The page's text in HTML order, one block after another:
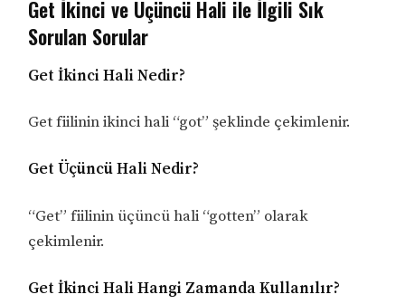
Get İkinci ve Üçüncü Hali ile İlgili Sık
Sorulan Sorular
Get İkinci Hali Nedir?
Get fiilinin ikinci hali “got” şeklinde çekimlenir.
Get Üçüncü Hali Nedir?
“Get” fiilinin üçüncü hali “gotten” olarak
çekimlenir.
Get İkinci Hali Hangi Zamanda Kullanılır?